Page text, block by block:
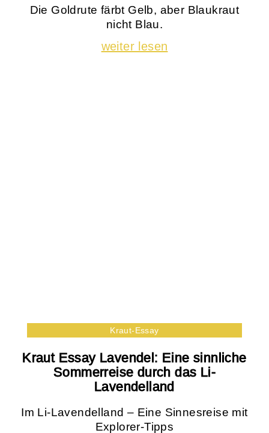
Die Goldrute färbt Gelb, aber Blaukraut
nicht Blau.
weiter lesen
Kraut-Essay
Kraut Essay Lavendel: Eine sinnliche
Sommerreise durch das Li-
Lavendelland
Im Li-Lavendelland – Eine Sinnesreise mit
Explorer-Tipps